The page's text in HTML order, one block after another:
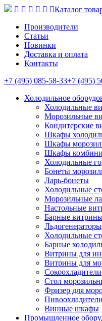
Каталог
Производители
Статьи
Новинки
Доставка и оплата
Контакты
+7 (495) 085-58-33+7 (495)
Холодильное
Холодильные
Морозильные
Кондитерские
Шкафы
Шкафы
Шкафы
Холодильные
Бонеты
Ларь-бонеты
Холодильные
Морозильные
Настольные
Барные
Льдогенераторы
Холодильные
Барные
Витрины для
Витрины для
Сокоохладители
Стол
Фризер для
Пивоохладители
Винные шкафы
Промышленное